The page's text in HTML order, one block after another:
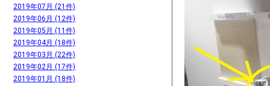
2019年07月 (21件)
2019年06月 (12件)
2019年05月 (11件)
2019年04月 (18件)
2019年03月 (22件)
2019年02月 (17件)
2019年01月 (18件)